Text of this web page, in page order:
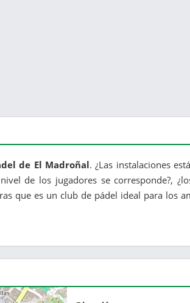
de El Madroñal. ¿Las instalaciones
de los jugadores se corresponde?,
que es un club de pádel ideal para los